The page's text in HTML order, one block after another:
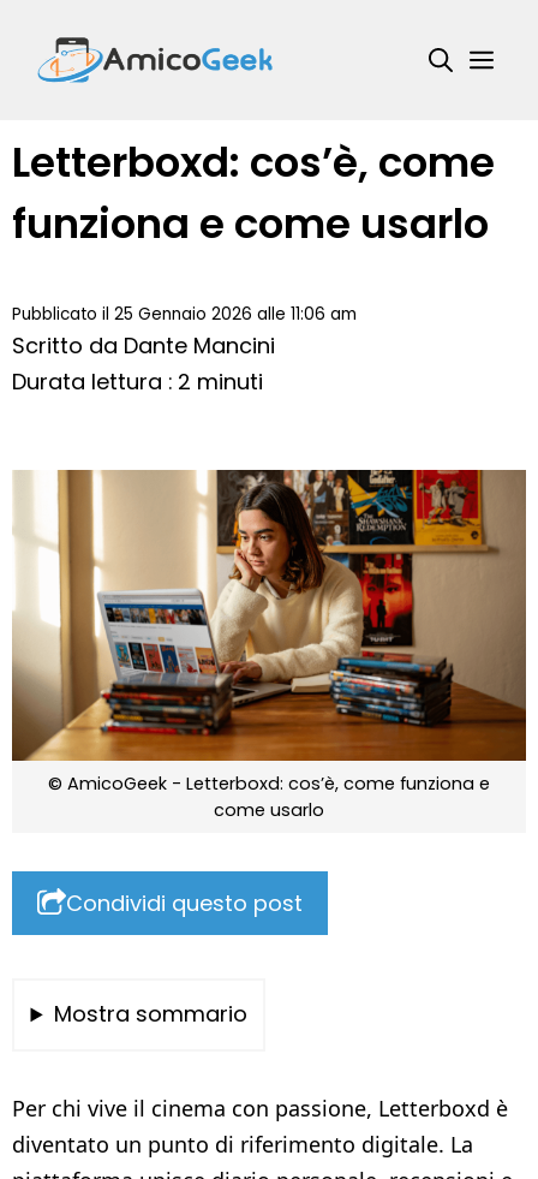
contenuto
Letterboxd: cos’è, come
funziona e come usarlo
Pubblicato il 25 Gennaio 2026 alle 11:06 am
Scritto da Dante Mancini
Durata lettura : 2 minuti
© AmicoGeek - Letterboxd: cos’è, come funziona e
come usarlo
Condividi questo post
Mostra sommario
Per chi vive il cinema con passione, Letterboxd è
diventato un punto di riferimento digitale. La